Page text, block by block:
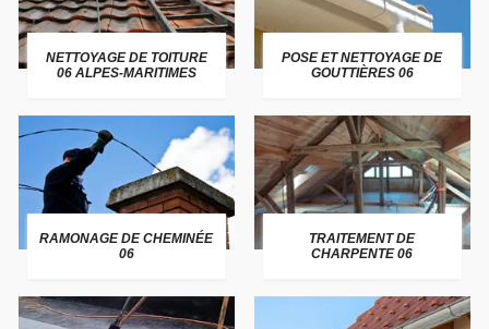
NETTOYAGE DE TOITURE
06 ALPES-MARITIMES
POSE ET NETTOYAGE DE
GOUTTIÈRES 06
RAMONAGE DE CHEMINÉE
06
TRAITEMENT DE
CHARPENTE 06